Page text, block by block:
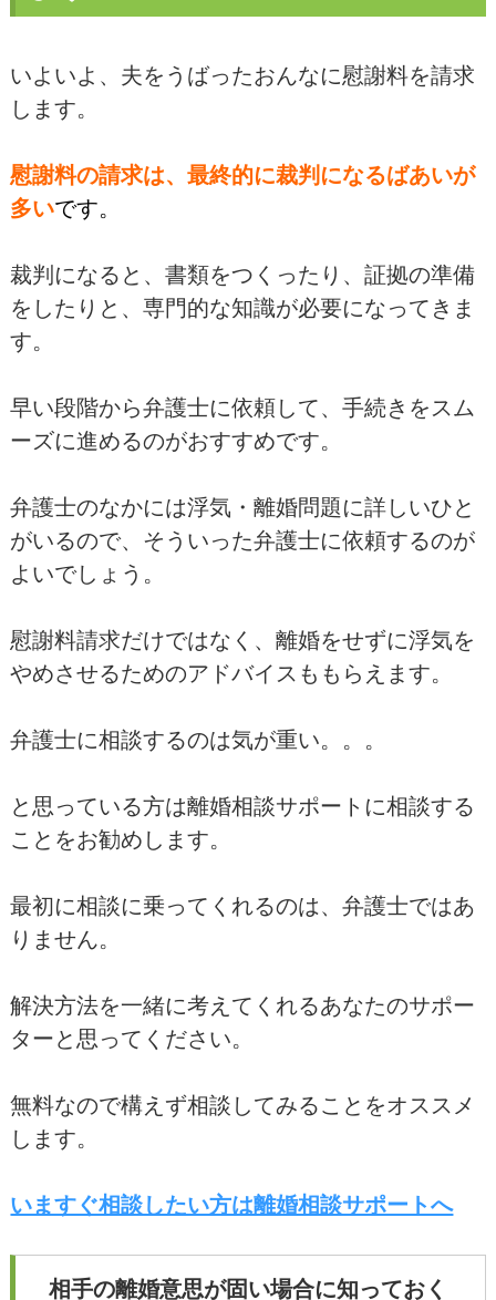
いよいよ、夫をうばったおんなに慰謝料を請求
します。
慰謝料の請求は、最終的に裁判になるばあいが
多いです。
裁判になると、書類をつくったり、証拠の準備
をしたりと、専門的な知識が必要になってきま
す。
早い段階から弁護士に依頼して、手続きをスム
ーズに進めるのがおすすめです。
弁護士のなかには浮気・離婚問題に詳しいひと
がいるので、そういった弁護士に依頼するのが
よいでしょう。
慰謝料請求だけではなく、離婚をせずに浮気を
やめさせるためのアドバイスももらえます。
弁護士に相談するのは気が重い。。。
と思っている方は離婚相談サポートに相談する
ことをお勧めします。
最初に相談に乗ってくれるのは、弁護士ではあ
りません。
解決方法を一緒に考えてくれるあなたのサポー
ターと思ってください。
無料なので構えず相談してみることをオススメ
します。
いますぐ相談したい方は離婚相談サポートへ
相手の離婚意思が固い場合に知っておく